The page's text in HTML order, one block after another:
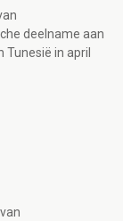
deelname aan
Tunesië in april